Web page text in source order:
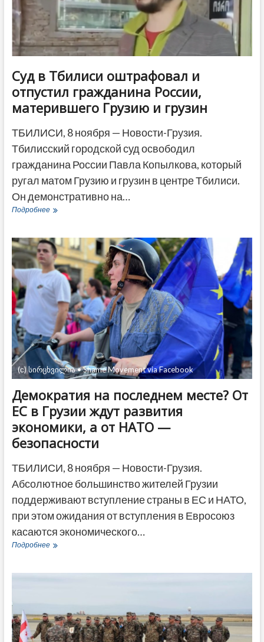
Суд в Тбилиси оштрафовал и
отпустил гражданина России,
матерившего Грузию и грузин
ТБИЛИСИ, 8 ноября — Новости-Грузия.
Тбилисский городской суд освободил
гражданина России Павла Копылкова, который
ругал матом Грузию и грузин в центре Тбилиси.
Он демонстративно на…
ПодробнееСуд
оштрафовал
и
отпустил
гражданина
России,
матерившего
Грузию
грузин
(с) სირცხვილია • Shame Movement via Facebook
Демократия на последнем месте? От
ЕС в Грузии ждут развития
экономики, а от НАТО —
безопасности
ТБИЛИСИ, 8 ноября — Новости-Грузия.
Абсолютное большинство жителей Грузии
поддерживают вступление страны в ЕС и НАТО,
при этом ожидания от вступления в Евросоюз
касаются экономического…
ПодробнееДемократия
Грузии
ждут
развития